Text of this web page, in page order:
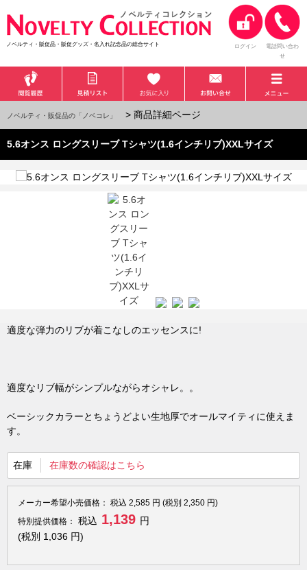
ノベルティ・販促品・販促グッズ・名入れ記念品の総合サイト ログイン
電話問い合わ
せ
ノベルティ・販促品の「ノベコレ」 > 商品詳細ページ
5.6オンス ロングスリーブ Tシャツ(1.6インチリブ)XXLサイズ
適度な弾力のリブが着こなしのエッセンスに!
適度なリブ幅がシンプルながらオシャレ。。
ベーシックカラーとちょうどよい生地厚でオールマイティに使えま
す。
在庫 在庫数の確認はこちら
メーカー希望小売価格： 税込 2,585 円 (税別 2,350 円)
特別提供価格：
税込 1,139 円
(税別 1,036 円)